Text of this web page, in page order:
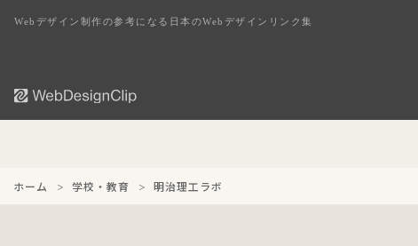
Webデザイン制作の参考になる日本のWebデザインリンク集
ホーム 学校・教育 明治理工ラボ